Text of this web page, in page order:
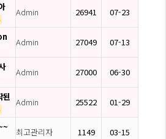
Admin 26941 07-23
Admin 27049 07-13
Admin 27000 06-30
된 Admin 25522 01-29
최고관리자 1149 03-15